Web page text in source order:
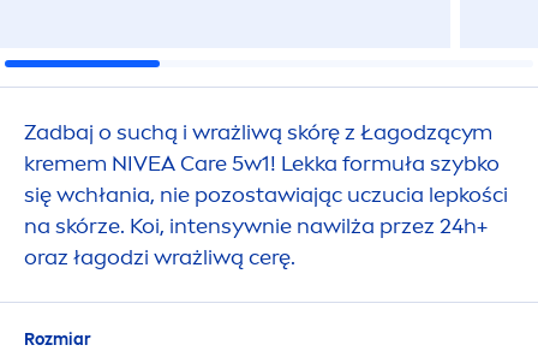
Zadbaj o suchą i wrażliwą skórę z Łagodzącym
kremem NIVEA Care5w1! Lekka formuła szybko
się wchłania, nie pozostawiając uczucia lepkości
na skórze. Koi, intensywnie nawilża przez 24h+
oraz łagodzi wrażliwą cerę.
Rozmiar